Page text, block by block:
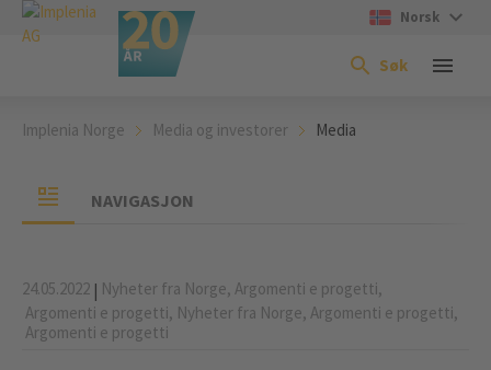
Norsk
Søk
Implenia Norge Media og investorer Media
NAVIGASJON
24.05.2022 | Nyheter fra Norge, Argomenti e progetti,
Argomenti e progetti, Nyheter fra Norge, Argomenti e progetti,
Argomenti e progetti